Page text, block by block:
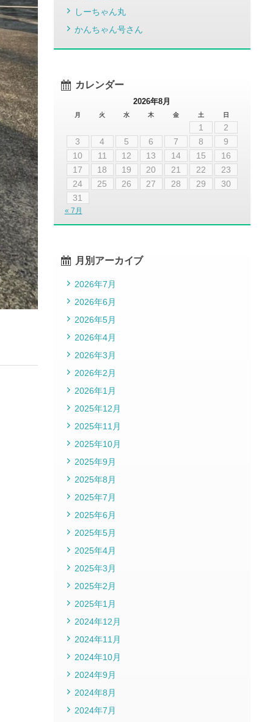
しーちゃん丸
かんちゃん号さん
カレンダー
2026年8月
月 火 水 木 金 土 日
1
2
3
4 5 6 7 8
9
10
11 12 13 14 15
16
17
18 19 20 21 22
23
24
25 26 27 28 29
30
31
« 7月
月別アーカイブ
2026年7月
2026年6月
2026年5月
2026年4月
2026年3月
2026年2月
2026年1月
2025年12月
2025年11月
2025年10月
2025年9月
2025年8月
2025年7月
2025年6月
2025年5月
2025年4月
2025年3月
2025年2月
2025年1月
2024年12月
2024年11月
2024年10月
2024年9月
2024年8月
2024年7月